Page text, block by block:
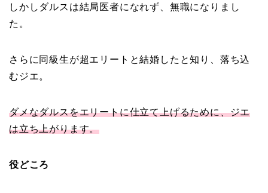
しかしダルスは結局医者になれず、無職になりまし
た。
さらに同級生が超エリートと結婚したと知り、落ち込
むジエ。
ダメなダルスをエリートに仕立て上げるために、ジエ
は立ち上がります。
役どころ